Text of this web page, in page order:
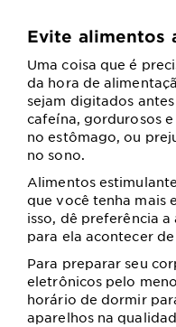
Evite alimentos
Uma coisa que é
da hora de
sejam digitados
cafeína, gordurosos
no estômago, ou
no sono.
Alimentos
que você tenha mais
isso, dê preferência
para ela acontecer
Para preparar seu
eletrônicos pelo
horário de dormir
aparelhos na